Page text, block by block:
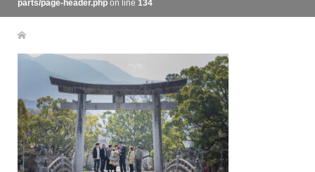
parts/page-header.phpon line 134